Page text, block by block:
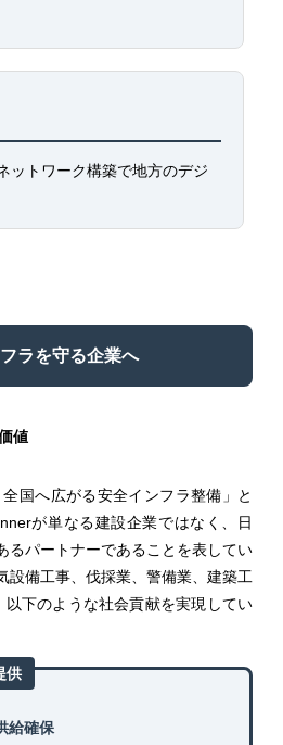
ットワーク構築で地方のデジ
ラを守る企業へ
値
国へ広がる安全インフラ整備」と
が単なる建設企業ではなく、日
るパートナーであることを表してい
設備工事、伐採業、警備業、建築工
下のような社会貢献を実現してい
供
給確保